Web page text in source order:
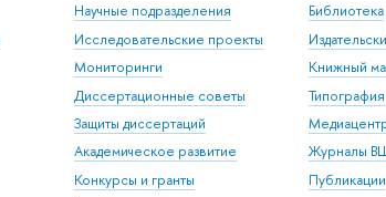
Научные подразделения
Исследовательские проекты
Мониторинги
Диссертационные советы
Защиты диссертаций
Академическое развитие
Конкурсы и гранты
Библиотека
Книжный
Типография
Журналы
Публикации